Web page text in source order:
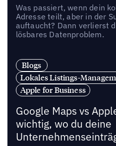
Was passiert, wenn dein
Adresse teilt, aber in der
auftaucht? Dann verlierst
lösbares Datenproblem.
Blogs
Lokales Listings-
Apple for Business
Google Maps vs
wichtig, wo du deine